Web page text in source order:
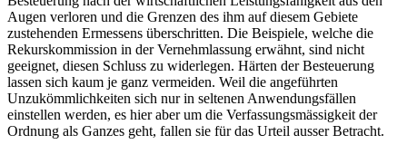
Augen verloren und die Grenzen des ihm auf diesem Gebiete
zustehenden Ermessens überschritten. Die Beispiele, welche die
Rekurskommission in der Vernehmlassung erwähnt, sind nicht
geeignet, diesen Schluss zu widerlegen. Härten der Besteuerung
lassen sich kaum je ganz vermeiden. Weil die angeführten
Unzukömmlichkeiten sich nur in seltenen Anwendungsfällen
einstellen werden, es hier aber um die Verfassungsmässigkeit der
Ordnung als Ganzes geht, fallen sie für das Urteil ausser Betracht.